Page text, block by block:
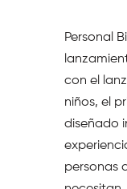
Personal
con el
niños, el
diseñado
personas